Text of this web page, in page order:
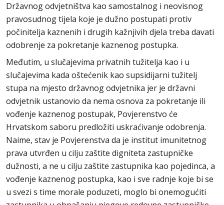
Državnog odvjetništva kao samostalnog i neovisnog
pravosudnog tijela koje je dužno postupati protiv
počinitelja kaznenih i drugih kažnjivih djela treba davati
odobrenje za pokretanje kaznenog postupka.
Međutim, u slučajevima privatnih tužitelja kao i u
slučajevima kada oštećenik kao supsidijarni tužitelj
stupa na mjesto državnog odvjetnika jer je državni
odvjetnik ustanovio da nema osnova za pokretanje ili
vođenje kaznenog postupak, Povjerenstvo će
Hrvatskom saboru predložiti uskraćivanje odobrenja.
Naime, stav je Povjerenstva da je institut imunitetnog
prava utvrđen u cilju zaštite digniteta zastupničke
dužnosti, a ne u cilju zaštite zastupnika kao pojedinca, a
vođenje kaznenog postupka, kao i sve radnje koje bi se
u svezi s time morale poduzeti, moglo bi onemogućiti